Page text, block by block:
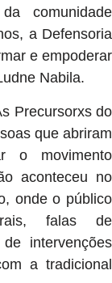
comunidade
a Defensoria
e empoderar
Nabila.
Precursorxs do
que abriram
o movimento
aconteceu no
onde o público
falas de
intervenções
a tradicional